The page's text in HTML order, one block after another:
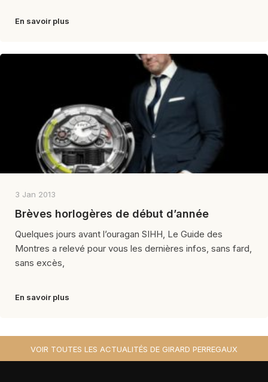
En savoir plus
3 Jan 2013
Brèves horlogères de début d’année
Quelques jours avant l’ouragan SIHH, Le Guide des
Montres a relevé pour vous les dernières infos, sans fard,
sans excès,
En savoir plus
VOIR TOUTES LES ACTUALITÉS DE GIRARD PERREGAUX